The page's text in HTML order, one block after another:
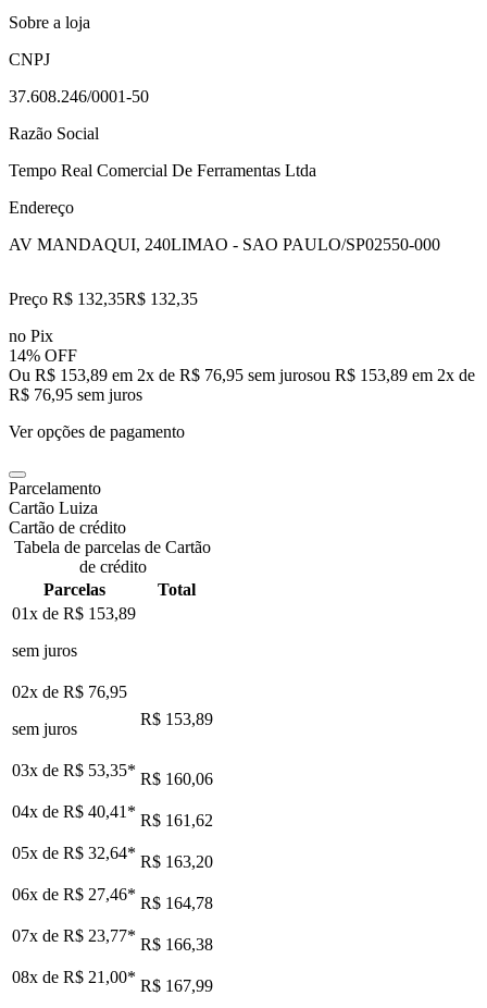
Sobre a loja
CNPJ
37.608.246/0001-50
Razão Social
Tempo Real Comercial De Ferramentas Ltda
Endereço
AV MANDAQUI, 240LIMAO - SAO PAULO/SP02550-000
Preço R$ 132,35R$ 132,35
no Pix
14% OFF
Ou R$ 153,89 em 2x de R$ 76,95 sem jurosou R$ 153,89 em 2x de
R$ 76,95 sem juros
Ver opções de pagamento
Parcelamento
Cartão Luiza
Cartão de crédito
Tabela de parcelas de Cartão
de crédito
Parcelas
Total
01x de R$ 153,89
sem juros
02x de R$ 76,95
sem juros
R$ 153,89
03x de R$ 53,35* R$ 160,06
04x de R$ 40,41 * R$ 161,62
05x de R$ 32,64* R$ 163,20
06x de R$ 27,46* R$ 164,78
07x de R$ 23,77* R$ 166,38
08x de R$ 21,00* R$ 167,99